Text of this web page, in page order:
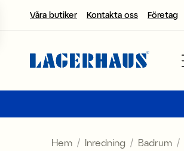
Våra butiker Kontakta oss Företag
Välj språk / valuta
FI / EUR
NO / NKR
Hem Inredning Badrum